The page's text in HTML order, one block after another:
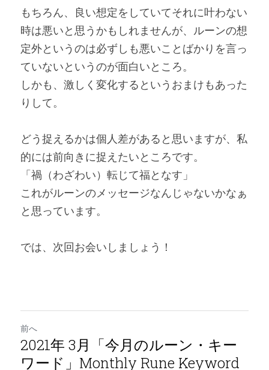
もちろん、良い想定をしていてそれに叶わない
時は悪いと思うかもしれませんが、ルーンの想
定外というのは必ずしも悪いことばかりを言っ
ていないというのが面白いところ。
しかも、激しく変化するというおまけもあった
りして。
どう捉えるかは個人差があると思いますが、私
的には前向きに捉えたいところです。
「禍（わざわい）転じて福となす」
これがルーンのメッセージなんじゃないかなぁ
と思っています。
では、次回お会いしましょう！
前へ
2021年 3月「今月のルーン・キー
ワード」Monthly Rune Keyword